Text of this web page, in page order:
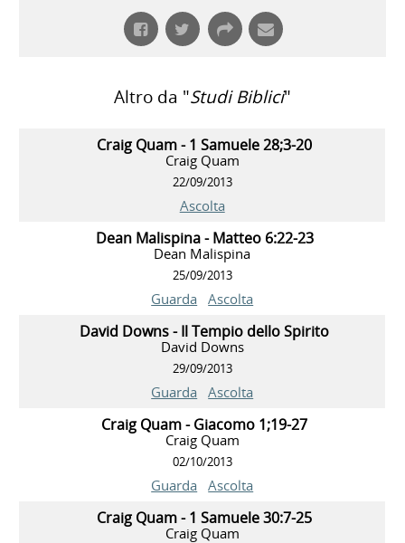
Altro da "Studi Biblici"
Craig Quam - 1 Samuele 28;3-20
Craig Quam
22/09/2013
Ascolta
Dean Malispina - Matteo 6:22-23
Dean Malispina
25/09/2013
Guarda Ascolta
David Downs - Il Tempio dello Spirito
David Downs
29/09/2013
Guarda Ascolta
Craig Quam - Giacomo 1;19-27
Craig Quam
02/10/2013
Guarda Ascolta
Craig Quam - 1 Samuele 30:7-25
Craig Quam